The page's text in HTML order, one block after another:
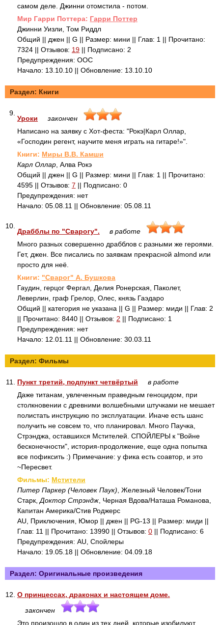
самом деле. Джинни отомстила - потом.
Mир Гарри Поттера: Гарри Поттер
Джинни Уизли, Том Риддл
Общий || джен || G || Размер: мини || Глав: 1 || Прочитано:
7324 || Отзывов: 19 || Подписано: 2
Предупреждения: ООС
Начало: 13.10.10 || Обновление: 13.10.10
Раздел: Книги
9.
Уроки
закончен
Написано на заявку с Хот-феста: "Рокэ|Карл Оллар,
«Господин регент, научите меня играть на гитаре!»".
Книги: Миры В.В. Камши
Карл Оллар , Алва Рокэ
Общий || джен || G || Размер: мини || Глав: 1 || Прочитано:
4595 || Отзывов: 7 || Подписано: 0
Предупреждения: нет
Начало: 05.08.11 || Обновление: 05.08.11
10.
Драбблы по "Сварогу".
в работе
Много разных совершенно драбблов с разными же героями.
Гет, джен. Все писались по заявкам прекрасной almond или
просто для неё.
Книги: "Сварог" А. Бушкова
Гаудин, герцог Фергал, Делия Ронерская, Паколет,
Леверлин, граф Грелор, Олес, князь Гаэдаро
Общий || категория не указана || G || Размер: миди || Глав: 2
|| Прочитано: 8440 || Отзывов: 2 || Подписано: 1
Предупреждения: нет
Начало: 12.01.11 || Обновление: 30.03.11
Раздел: Фильмы
11. Пункт третий, подпункт четвёртый
в работе
Даже титанам, увлеченным праведным геноцидом, при
столкновении с древними волшебными штучками не мешает
полистать инструкцию по эксплуатации. Иначе есть шанс
получить не совсем то, что планировал. Много Паучка,
Стрэнджа, оставшихся Мстителей. СПОЙЛЕРЫ к "Войне
бесконечности", история-продолжение, еще одна попытка
все пофиксить :) Примечание: у фика есть соавтор, и это
~Пересвет.
Фильмы: Мстители
Питер Паркер (Человек Паук) , Железный Человек/Тони
Старк, Доктор Стрэндж , Черная Вдова/Наташа Романова,
Капитан Америка/Стив Роджерс
AU, Приключения, Юмор || джен || PG-13 || Размер: миди ||
Глав: 11 || Прочитано: 13990 || Отзывов: 0 || Подписано: 6
Предупреждения: AU, Спойлеры
Начало: 19.05.18 || Обновление: 04.09.18
Раздел: Оригинальные произведения
12. О принцессах, драконах и настоящем доме.
закончен
Это произошло в один из тех дней, которые изобилуют